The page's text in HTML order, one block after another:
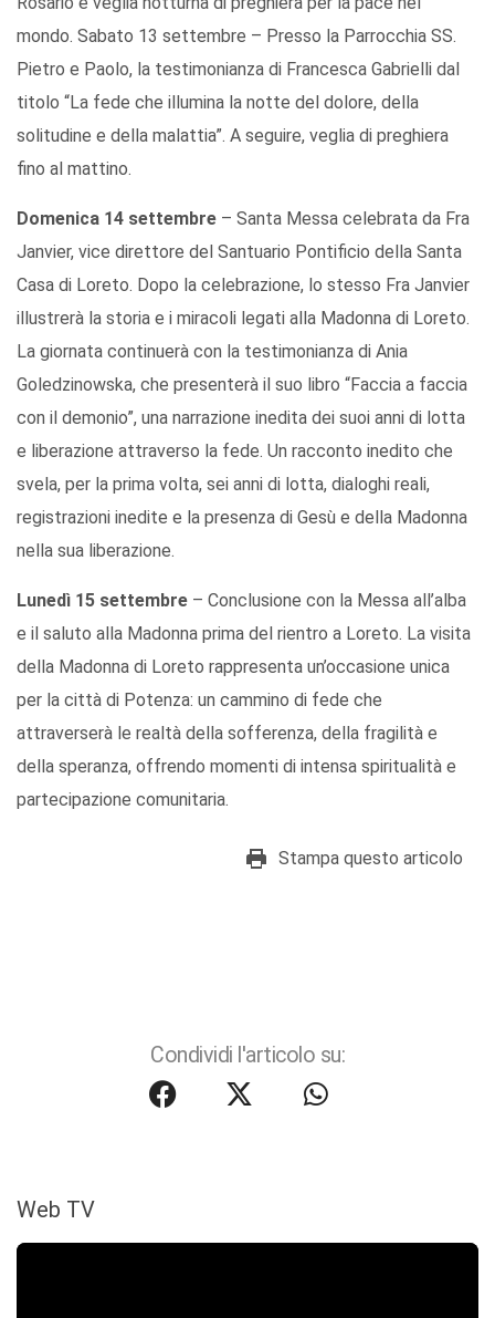
mondo. Sabato 13 settembre – Presso la Parrocchia SS.
Pietro e Paolo, la testimonianza di Francesca Gabrielli dal
titolo “La fede che illumina la notte del dolore, della
solitudine e della malattia”. A seguire, veglia di preghiera
fino al mattino.
Domenica 14 settembre – Santa Messa celebrata da Fra
Janvier, vice direttore del Santuario Pontificio della Santa
Casa di Loreto. Dopo la celebrazione, lo stesso Fra Janvier
illustrerà la storia e i miracoli legati alla Madonna di Loreto.
La giornata continuerà con la testimonianza di Ania
Goledzinowska, che presenterà il suo libro “Faccia a faccia
con il demonio”, una narrazione inedita dei suoi anni di lotta
e liberazione attraverso la fede. Un racconto inedito che
svela, per la prima volta, sei anni di lotta, dialoghi reali,
registrazioni inedite e la presenza di Gesù e della Madonna
nella sua liberazione.
Lunedì 15 settembre – Conclusione con la Messa all’alba
e il saluto alla Madonna prima del rientro a Loreto. La visita
della Madonna di Loreto rappresenta un’occasione unica
per la città di Potenza: un cammino di fede che
attraverserà le realtà della sofferenza, della fragilità e
della speranza, offrendo momenti di intensa spiritualità e
partecipazione comunitaria.
Stampa questo articolo
Condividi l'articolo su:
Web TV